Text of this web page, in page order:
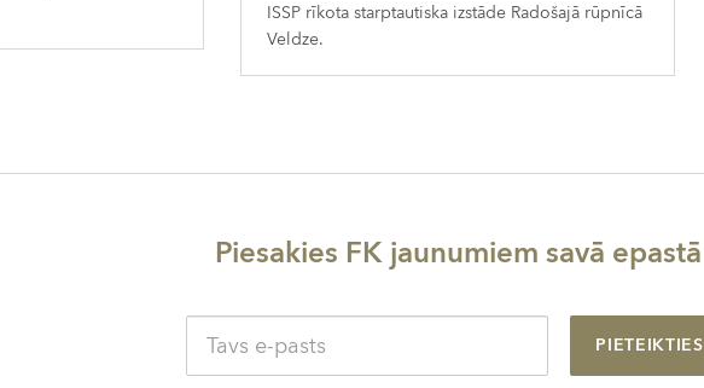
ISSP rīkota starptautiska izstāde Radošajā rūpnīcā
Veldze.
Piesakies FK jaunumiem savā epastā
PIETEIKTIES